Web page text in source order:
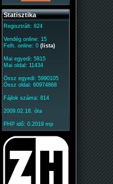
Statisztika
Regisztrált: 824
Vendég online: 15
Felh. online: 0 (lista)
Mai egyedi: 5815
Mai oldal: 11434
Össz egyedi: 5990105
Össz oldal: 60974868
Fájlok száma: 814
2009.02.18. óta
PHP idő: 0.2019 mp